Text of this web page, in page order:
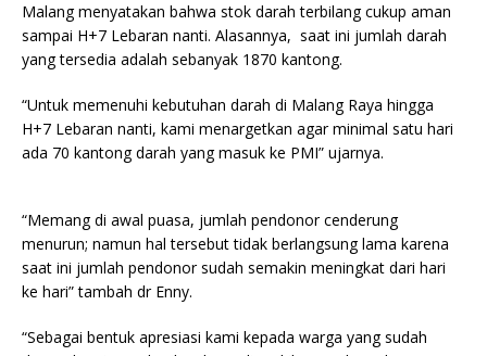
Malang menyatakan bahwa stok darah terbilang cukup aman
sampai H+7 Lebaran nanti. Alasannya, saat ini jumlah darah
yang tersedia adalah sebanyak 1870 kantong.
“Untuk memenuhi kebutuhan darah di Malang Raya hingga
H+7 Lebaran nanti, kami menargetkan agar minimal satu hari
ada 70 kantong darah yang masuk ke PMI” ujarnya.
“Memang di awal puasa, jumlah pendonor cenderung
menurun; namun hal tersebut tidak berlangsung lama karena
saat ini jumlah pendonor sudah semakin meningkat dari hari
ke hari” tambah dr Enny.
“Sebagai bentuk apresiasi kami kepada warga yang sudah